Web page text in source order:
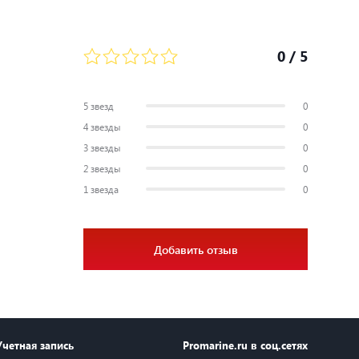
0 / 5
5 звезд
0
4 звезды
0
3 звезды
0
2 звезды
0
1 звезда
0
Добавить отзыв
запись Promarine.ru в соц.сетях